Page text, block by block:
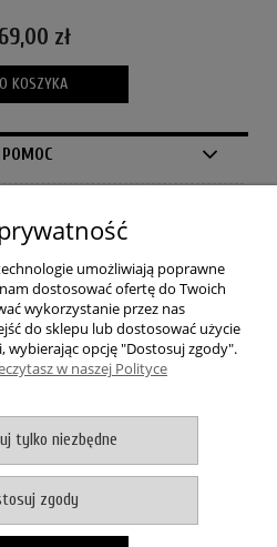
zł
KOSZYKA
POMOC
I DOSTAWA
O NAS
| 87-200 Wąbrzeźno | woj.
732 220 231 / 578 919 415 | mail:
wersję strony
umożliwiają poprawne
dostosować ofertę do Twoich
wykorzystanie przez nas
do sklepu lub dostosować użycie
wybierając opcję "Dostosuj zgody".
w naszej Polityce
tylko niezbędne
zgody